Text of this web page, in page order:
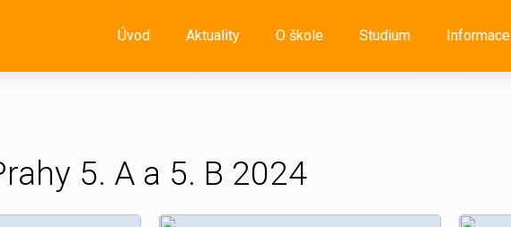
Úvod Aktuality O škole Studium Informace
5. A a 5. B 2024